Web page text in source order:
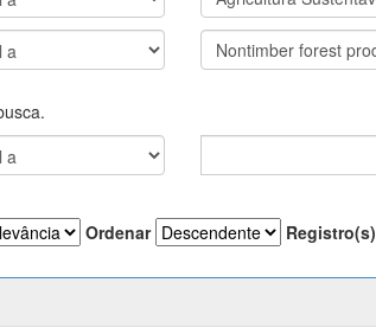
Ordenar Registro(s)